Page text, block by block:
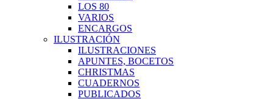
LOS 80
VARIOS
ENCARGOS
ILUSTRACIÓN
ILUSTRACIONES
APUNTES, BOCETOS
CHRISTMAS
CUADERNOS
PUBLICADOS